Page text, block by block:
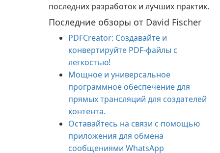
последних разработок и лучших практик.
Последние обзоры от David Fischer
PDFCreator: Создавайте и
конвертируйте PDF-файлы с
легкостью!
Мощное и универсальное
программное обеспечение для
прямых трансляций для создателей
контента.
Оставайтесь на связи с помощью
приложения для обмена
сообщениями WhatsApp